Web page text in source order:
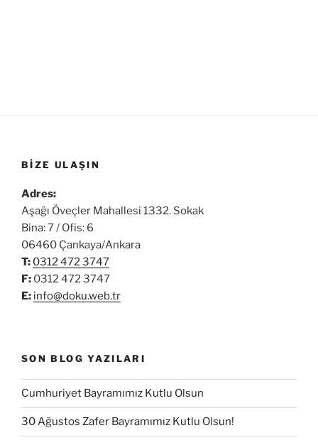
BIZE ULAŞIN
Adres:
Aşağı Öveçler Mahallesi 1332. Sokak
Bina: 7 / Ofis: 6
06460 Çankaya/Ankara
T: 0312 472 3747
F: 0312 472 3747
E: info@doku.web.tr
SON BLOG YAZILARI
Cumhuriyet Bayramımız Kutlu Olsun
30 Ağustos Zafer Bayramımız Kutlu Olsun!